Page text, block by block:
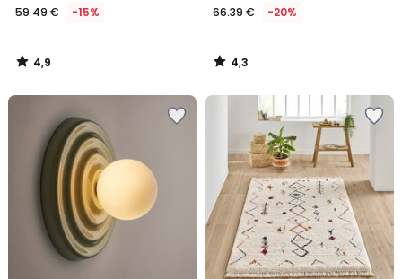
59.49 € -15%
4,9
/
66.39 € -20%
4,3
/